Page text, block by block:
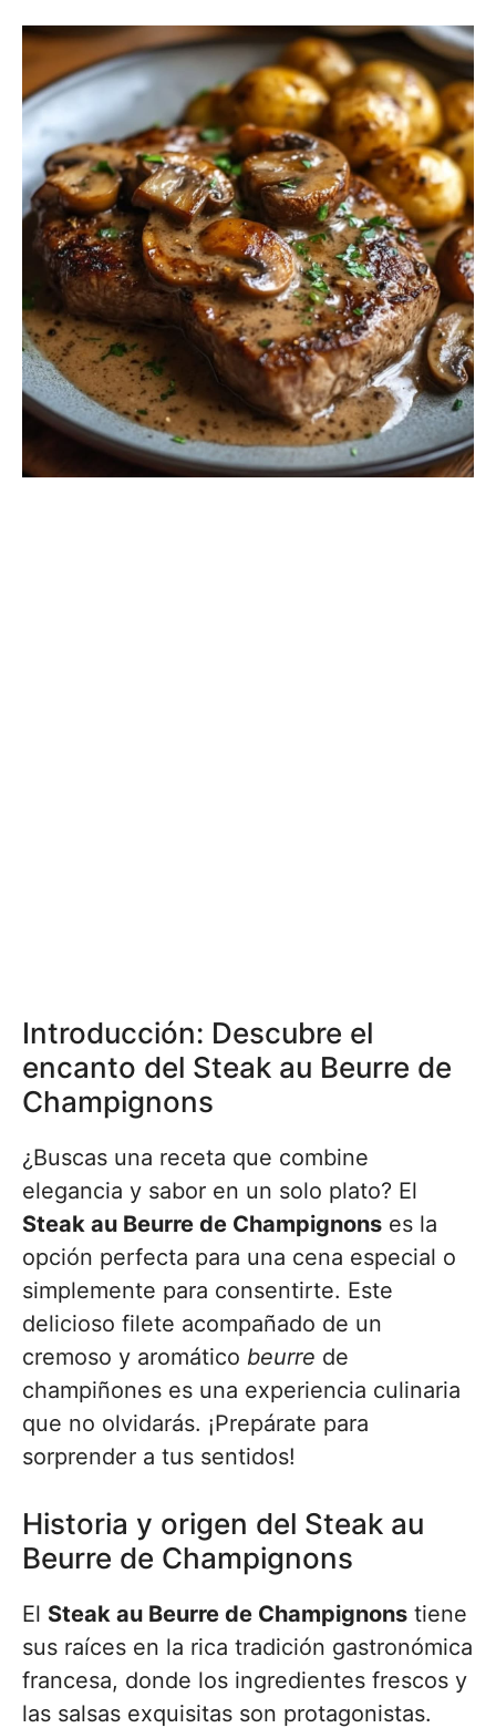
Introducción: Descubre el
encanto del Steak au Beurre de
Champignons
¿Buscas una receta que combine
elegancia y sabor en un solo plato? El
Steak au Beurre de Champignons es la
opción perfecta para una cena especial o
simplemente para consentirte. Este
delicioso filete acompañado de un
cremoso y aromático beurre de
champiñones es una experiencia culinaria
que no olvidarás. ¡Prepárate para
sorprender a tus sentidos!
Historia y origen del Steak au
Beurre de Champignons
El Steak au Beurre de Champignons tiene
sus raíces en la rica tradición gastronómica
francesa, donde los ingredientes frescos y
las salsas exquisitas son protagonistas.